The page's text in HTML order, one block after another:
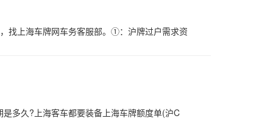
找上海车牌网车务客服部。①：沪牌过户需求资
多久?上海客车都要装备上海车牌额度单(沪C